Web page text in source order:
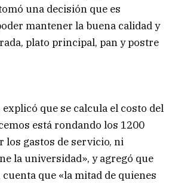
una decisión que es
mantener la buena calidad y
plato principal, pan y postre
que se calcula el costo del
está rondando los 1200
los gastos de servicio, ni
la universidad», y agregó que
cuenta que «la mitad de quienes